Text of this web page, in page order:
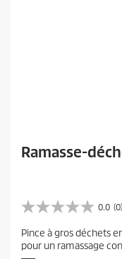
Ramasse-
0.0 (0)
0
0
s
Pince à gros déchets
pour un ramassage